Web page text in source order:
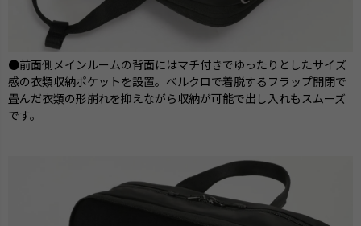
●前面側メインルームの背面にはマチ付きでゆったりとしたサイズ
感の衣類収納ポケットを設置。ベルクロで着脱するフラップ開閉で
畳んだ衣類の形崩れを抑えながら収納が可能で出し入れもスムーズ
です。